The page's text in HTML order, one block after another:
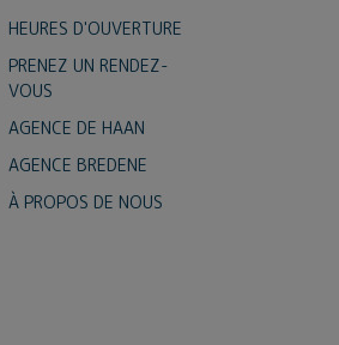
HEURES D'OUVERTURE
PRENEZ UN RENDEZ-
VOUS
AGENCE DE HAAN
AGENCE BREDENE
À PROPOS DE NOUS